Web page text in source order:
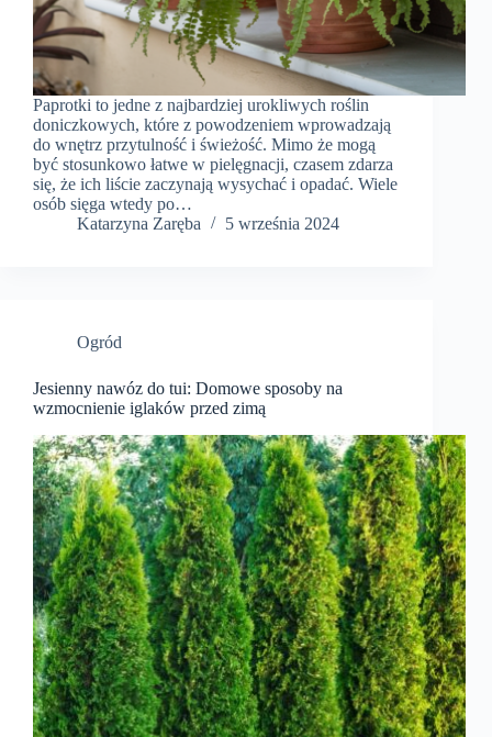
Paprotki to jedne z najbardziej urokliwych roślin
doniczkowych, które z powodzeniem wprowadzają
do wnętrz przytulność i świeżość. Mimo że mogą
być stosunkowo łatwe w pielęgnacji, czasem zdarza
się, że ich liście zaczynają wysychać i opadać. Wiele
osób sięga wtedy po…
Katarzyna Zaręba
5 września 2024
Ogród
Jesienny nawóz do tui: Domowe sposoby na
wzmocnienie iglaków przed zimą